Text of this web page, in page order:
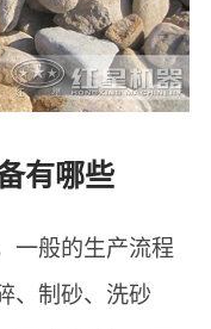
有哪些
一般的生产流程
、制砂、洗砂